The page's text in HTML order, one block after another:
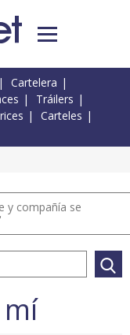
Cartelera
Tráilers
Carteles
y compañía se